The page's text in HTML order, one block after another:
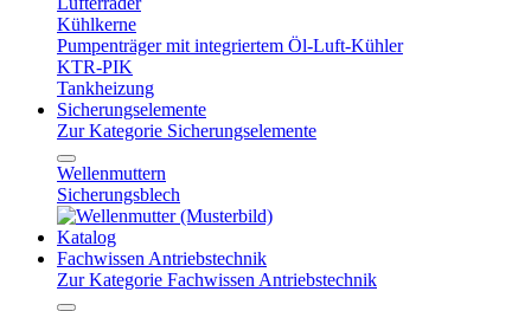
Kühlkerne
Pumpenträger mit integriertem Öl-Luft-Kühler
KTR-PIK
Tankheizung
Sicherungselemente
Zur Kategorie Sicherungselemente
Wellenmuttern
Sicherungsblech
Katalog
Fachwissen Antriebstechnik
Zur Kategorie Fachwissen Antriebstechnik